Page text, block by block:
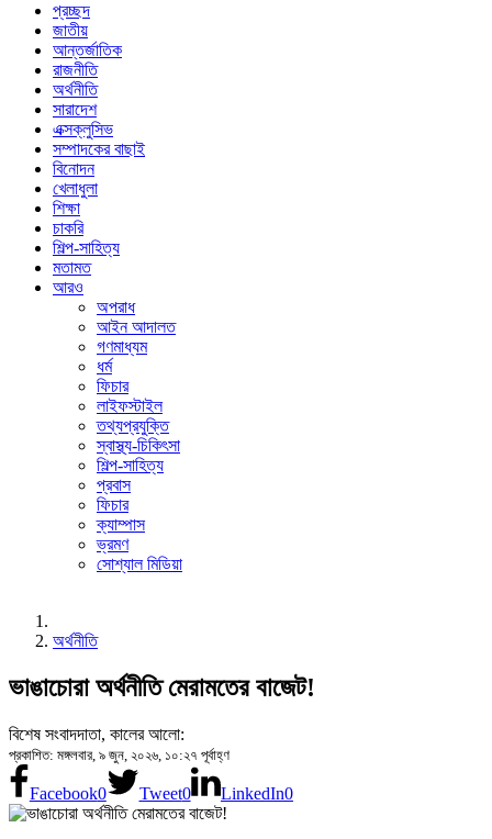
প্রচ্ছদ
জাতীয়
আন্তর্জাতিক
রাজনীতি
অর্থনীতি
সারাদেশ
এক্সক্লুসিভ
সম্পাদকের বাছাই
বিনোদন
খেলাধুলা
শিক্ষা
চাকরি
শিল্প-সাহিত্য
মতামত
আরও
অপরাধ
আইন আদালত
গণমাধ্যম
ধর্ম
ফিচার
লাইফস্টাইল
তথ্যপ্রযুক্তি
স্বাস্থ্য-চিকিৎসা
শিল্প-সাহিত্য
প্রবাস
ফিচার
ক্যাম্পাস
ভ্রমণ
সোশ্যাল মিডিয়া
অর্থনীতি
ভাঙাচোরা অর্থনীতি মেরামতের বাজেট!
বিশেষ সংবাদদাতা, কালের আলো:
প্রকাশিত: মঙ্গলবার, ৯ জুন, ২০২৬, ১০:২৭ পূর্বাহ্ণ
Facebook0 Tweet0 LinkedIn0